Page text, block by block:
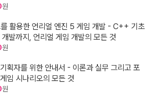
원
활용한 언리얼 엔진 5 게임 개발 - C++ 기초
발까지, 언리얼 게임 개발의 모든 것
원
획자를 위한 안내서 - 이론과 실무 그리고 포
임 시나리오의 모든 것
원